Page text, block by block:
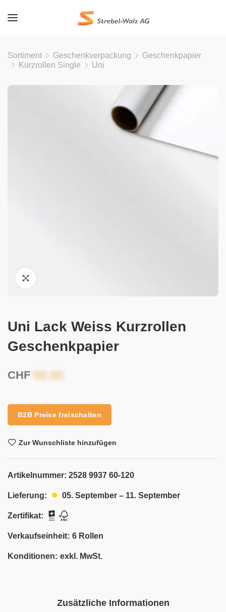
Sortiment Geschenkverpackung
Geschenkpapier
Kurzrollen Single
Uni
Uni Lack Weiss Kurzrollen
Geschenkpapier
CHF
B2B Preise freischalten
Zur Wunschliste hinzufügen
Artikelnummer: 2528 9937 60-120
Lieferung: 05. September – 11. September
Zertifikat:
Verkaufseinheit: 6 Rollen
Konditionen: exkl. MwSt.
Zusätzliche Informationen